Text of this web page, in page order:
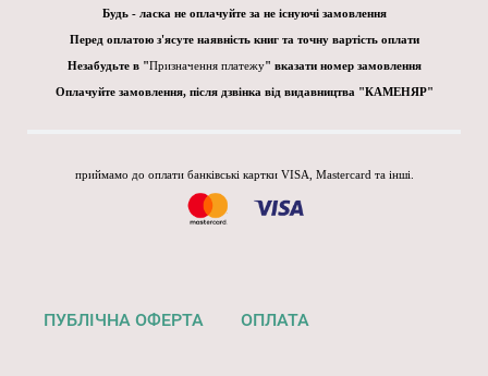
Будь - ласка не оплачуйте за не існуючі замовлення
Перед оплатою з'ясуте наявність книг та точну вартість оплати
Незабудьте в "Призначення платежу" вказати номер замовлення
Оплачуйте замовлення, після дзвінка від видавництва "КАМЕНЯР"
приймамо до оплати банківські картки VISA, Mastercard та інші.
ПУБЛІЧНА ОФЕРТА ОПЛАТА